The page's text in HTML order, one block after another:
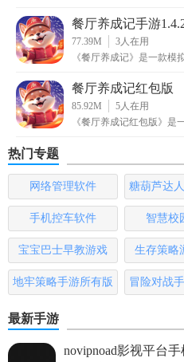
1. 高度自由的经营模式：玩家
策略，享受经营乐趣。
2. 丰富的社交互动：支持多人
家分享菜品、交流经验。
3. 多样化的活动系统：定期举
游戏的趣味性和挑战性。
4. 细腻的画面和音效：精美
沉浸式的游戏体验。
5. 持续更新内容：游戏开发者
更多惊喜和挑战。
【餐厅养成记游戏安装点评】
餐厅养成记是一款非常有趣的
厅管理、菜品研发、顾客服务
餐厅养成记手游
77.39M 3人在用
《餐厅养成记》是一款模
餐厅养成记红包版
85.92M 5人在用
《餐厅养成记红包版》是
热门专题
网络管理软件
糖葫芦达
版
手机控车软件 智慧校
宝宝巴士早教游戏 生存策略
地牢策略手游所有版
冒险对战
最新手游
novipnoad影视平台手